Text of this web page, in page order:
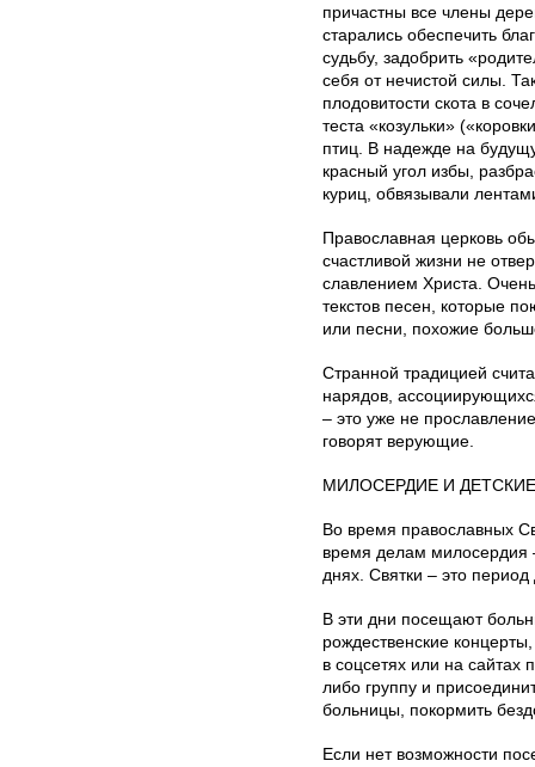
причастны все члены
старались обеспечить
судьбу, задобрить
себя от нечистой силы.
плодовитости скота в
теста «козульки»
птиц. В надежде на
красный угол избы,
куриц, обвязывали
Православная церковь
счастливой жизни не
славлением Христа.
текстов песен, которые
или песни, похожие
Странной традицией
нарядов,
– это уже не
говорят верующие.
МИЛОСЕРДИЕ И
Во время православных
время делам милосердия
днях. Святки – это период
В эти дни посещают
рождественские
в соцсетях или на
либо группу и
больницы, покормить
Если нет возможности